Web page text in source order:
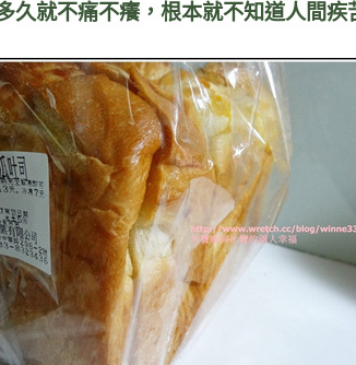
久就不痛不癢，根本就不知道人間